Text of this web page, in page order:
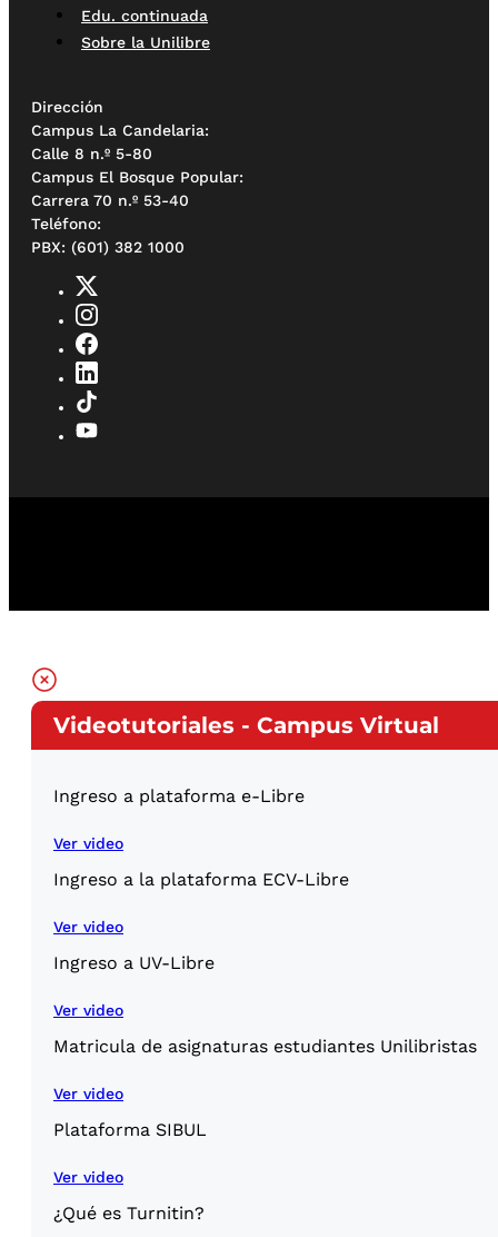
Edu. continuada
Sobre la Unilibre
Dirección
Campus La Candelaria:
Calle 8 n.º 5-80
Campus El Bosque Popular:
Carrera 70 n.º 53-40
Teléfono:
PBX: (601) 382 1000
Videotutoriales - Campus Virtual
Ingreso a plataforma e-Libre
Ver video
Ingreso a la plataforma ECV-Libre
Ver video
Ingreso a UV-Libre
Ver video
Matricula de asignaturas estudiantes Unilibristas
Ver video
Plataforma SIBUL
Ver video
¿Qué es Turnitin?